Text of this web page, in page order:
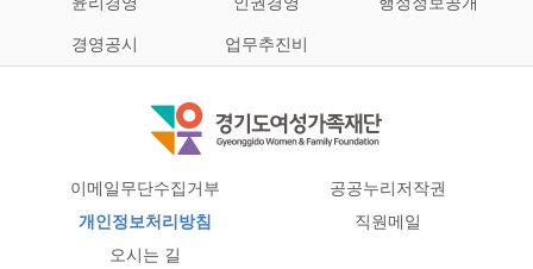
경영공시 업무추진비
이메일무단수집거부
공공누리저작권
개인정보처리방침
직원메일
오시는 길